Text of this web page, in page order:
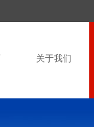
关于我们